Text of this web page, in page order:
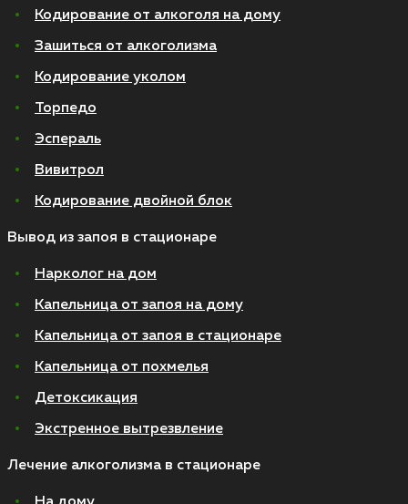
Кодирование от алкоголя на дому
Зашиться от алкоголизма
Кодирование уколом
Торпедо
Эспераль
Вивитрол
Кодирование двойной блок
Вывод из запоя в стационаре
Нарколог на дом
Капельница от запоя на дому
Капельница от запоя в стационаре
Капельница от похмелья
Детоксикация
Экстренное вытрезвление
Лечение алкоголизма в стационаре